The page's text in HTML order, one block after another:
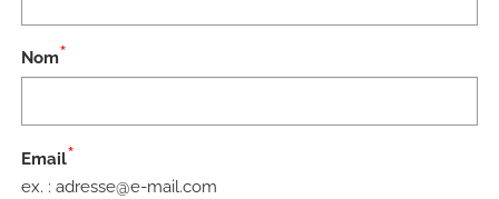
Nom*
E
m
a
Email*
ex. : adresse@e-mail.com